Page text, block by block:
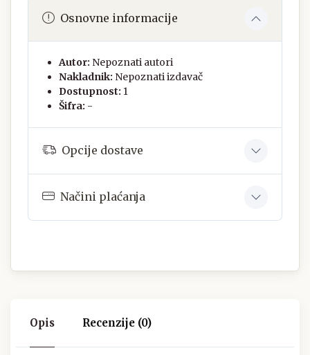
Osnovne informacije
Autor: Nepoznati autori
Nakladnik: Nepoznati izdavač
Dostupnost: 1
Šifra: -
Opcije dostave
Načini plaćanja
Opis Recenzije (0)